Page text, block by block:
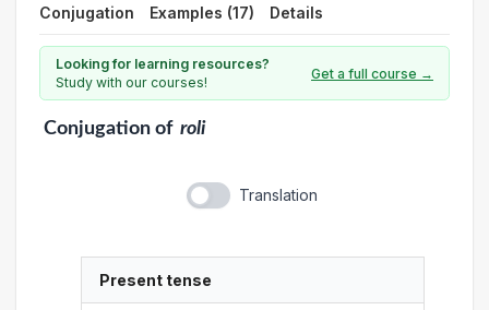
Conjugation Examples (17) Details
Looking for learning resources?
Study with our courses!
Get a full course →
Conjugationof roli
Translation
Present tense